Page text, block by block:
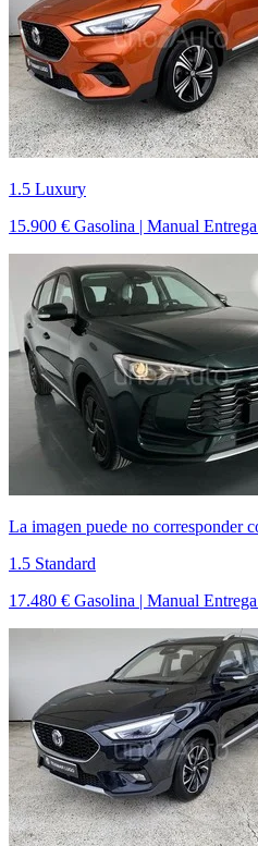
1.5 Luxury
15.900 € Gasolina | Manual
La imagen puede no corresponder
1.5 Standard
17.480 € Gasolina | Manual